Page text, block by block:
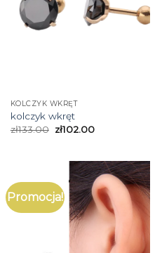
KOLCZYK WKRĘT
kolczyk wkręt
zł133.00 zł102.00
Promocja!